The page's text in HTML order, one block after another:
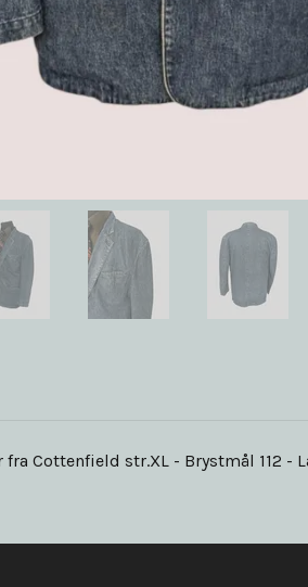
Cottenfield str.XL - Brystmål 112